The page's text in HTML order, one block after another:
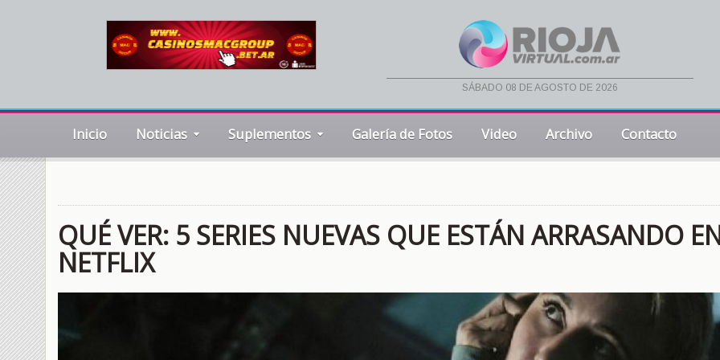
sábado 08 de agosto de 2026
Inicio Noticias Suplementos Galería de Fotos Video Archivo Contacto
QUÉ VER: 5 SERIES NUEVAS QUE ESTÁN ARRASANDO
NETFLIX